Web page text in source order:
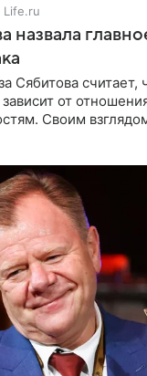
Life.ru
назвала
Сябитова считает,
от
Своим